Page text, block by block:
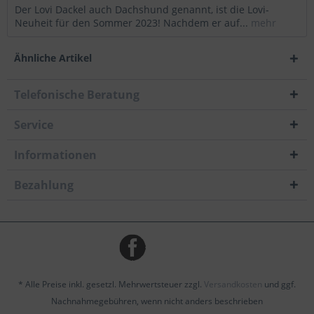
Der Lovi Dackel auch Dachshund genannt, ist die Lovi-
Neuheit für den Sommer 2023! Nachdem er auf... mehr
Ähnliche Artikel
Telefonische Beratung
Service
Informationen
Bezahlung
* Alle Preise inkl. gesetzl. Mehrwertsteuer zzgl. Versandkosten und ggf.
Nachnahmegebühren, wenn nicht anders beschrieben